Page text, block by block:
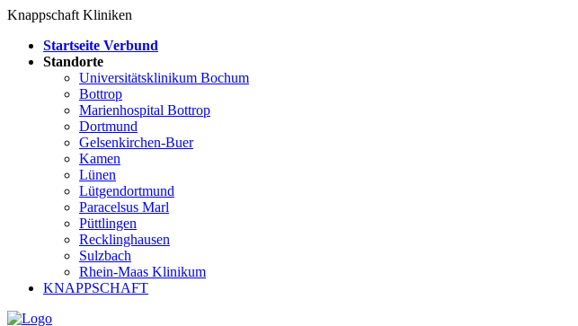
Knappschaft Kliniken
Startseite Verbund
Standorte
Universitätsklinikum Bochum
Bottrop
Marienhospital Bottrop
Dortmund
Gelsenkirchen-Buer
Kamen
Lünen
Lütgendortmund
Paracelsus Marl
Püttlingen
Recklinghausen
Sulzbach
Rhein-Maas Klinikum
KNAPPSCHAFT